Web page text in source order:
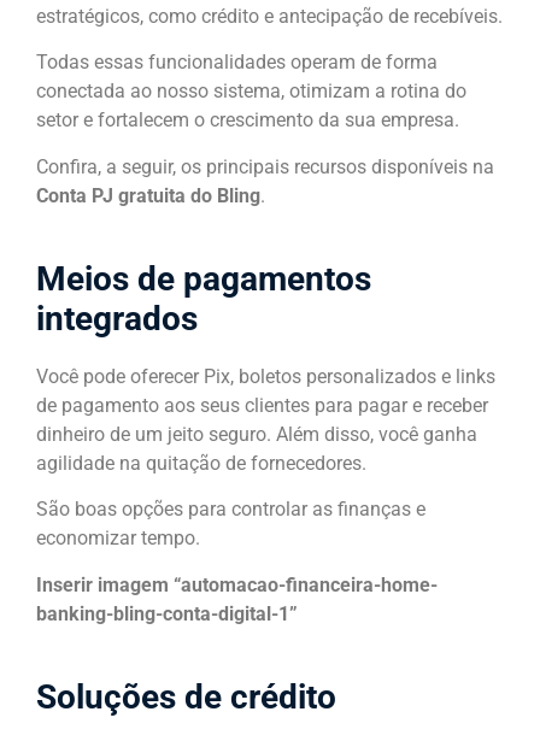
estratégicos, como crédito e antecipação de recebíveis.
Todas essas funcionalidades operam de forma
conectada ao nosso sistema, otimizam a rotina do
setor e fortalecem o crescimento da sua empresa.
Confira, a seguir, os principais recursos disponíveis na
Conta PJ gratuita do Bling.
Meios de pagamentos
integrados
Você pode oferecer Pix, boletos personalizados e links
de pagamento aos seus clientes para pagar e receber
dinheiro de um jeito seguro. Além disso, você ganha
agilidade na quitação de fornecedores.
São boas opções para controlar as finanças e
economizar tempo.
Inserir imagem “automacao-financeira-home-
banking-bling-conta-digital-1”
Soluções de crédito